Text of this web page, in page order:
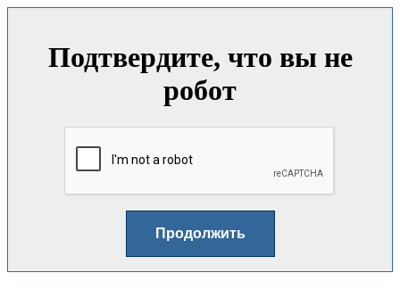
Подтвердите, что вы не
робот
Продолжить